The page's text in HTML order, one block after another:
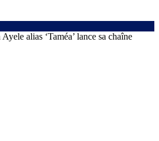
alias ‘Taméa’ lance sa chaîne